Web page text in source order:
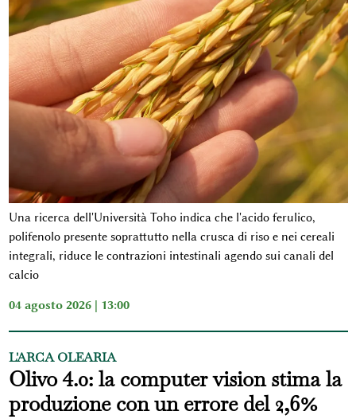
Una ricerca dell'Università Toho indica che l'acido ferulico,
polifenolo presente soprattutto nella crusca di riso e nei cereali
integrali, riduce le contrazioni intestinali agendo sui canali del
calcio
04 agosto 2026 | 13:00
L'ARCA OLEARIA
Olivo 4.0: la computer vision stima la
produzione con un errore del 2,6%